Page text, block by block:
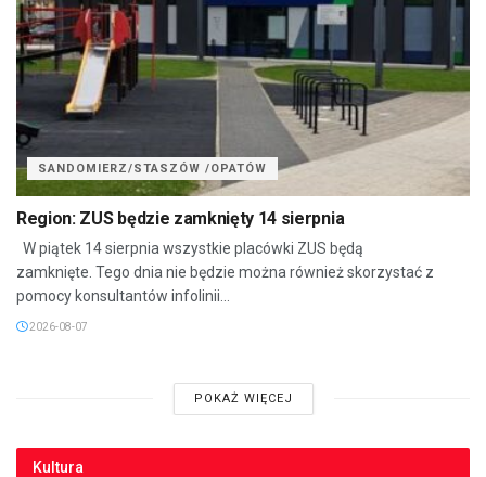
SANDOMIERZ/STASZÓW /OPATÓW
Region: ZUS będzie zamknięty 14 sierpnia
W piątek 14 sierpnia wszystkie placówki ZUS będą
zamknięte. Tego dnia nie będzie można również skorzystać z
pomocy konsultantów infolinii...
2026-08-07
POKAŻ WIĘCEJ
Kultura